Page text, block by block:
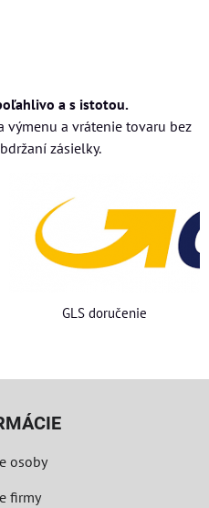
a s istotou.
výmenu a vrátenie tovaru bez
zásielky.
GLS doručenie
osoby
firmy